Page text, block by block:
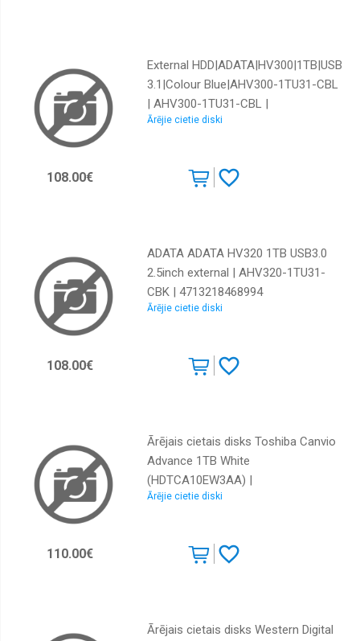
External HDD|ADATA|HV300|1TB|USB
3.1|Colour Blue|AHV300-1TU31-CBL
| AHV300-1TU31-CBL |
4713218464996
Ārējie cietie diski
108.00€
ADATA ADATA HV320 1TB USB3.0
2.5inch external | AHV320-1TU31-
CBK | 4713218468994
Ārējie cietie diski
108.00€
Ārējais cietais disks Toshiba Canvio
Advance 1TB White
(HDTCA10EW3AA) |
HDTCA10EW3AA | 4260557511299
Ārējie cietie diski
110.00€
Ārējais cietais disks Western Digital